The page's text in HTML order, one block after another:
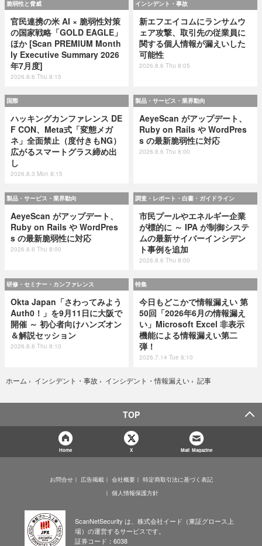
脆弱性と脅威
官民連携の米 AI × 脆弱性対策
の国家戦略「GOLD EAGLE」
ほか [Scan PREMIUM Month
ly Executive Summary 2026
年7月度]
2026.8.6 Thu 8:15
インシデント・事故
新エフエイコムにランサムウ
ェア攻撃、取引先の従業員に
関する個人情報が漏えいした
可能性
2026.8.6 Thu 8:05
国際
ハッキングカンファレンス DE
F CON、Meta式「変態メガ
ネ」全面禁止（度付きもNG）
広がるスマートグラス締め出
し
2026.8.3 Mon 8:15
製品・サービス・業界動向
AeyeScan がアップデート、
Ruby on Rails や WordPres
s の最新脆弱性に対応
2026.8.6 Thu 8:00
製品・サービス・業界動向
AeyeScan がアップデート、
Ruby on Rails や WordPres
s の最新脆弱性に対応
2026.8.6 Thu 8:00
調査・レポート・白書・ガイドライン
市民プールやエネルギー企業
が標的に ～ IPA が制御システ
ムの最新サイバーインシデン
ト事例を追加
2026.8.6 Thu 8:00
研修・セミナー・カンファレンス
Okta Japan「さわってみよう
Auth0！」を9月11日に大阪で
開催 ～ 初心者向けハンズオン
＆解説セッション
2026.8.6 Thu 8:10
特集
今日もどこかで情報漏えい 第
50回「2026年6月の情報漏え
い」Microsoft Excel 非表示
機能による情報漏えい第二
弾！
2026.7.14 Tue 8:10
ホーム › インシデント・事故 › インシデント・情報漏えい › 記事
TOP
Home X Mail Magazine
お問合せ 広告掲載 会社概要
特定商取引法に基づく表記
個人情報保護方針
ScanNetSecurity は、株式会社イード（東証グロース上
場）の運営するサービスです。
証券コード：6038